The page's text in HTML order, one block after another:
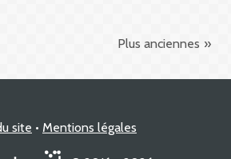
Plus anciennes
site Mentions légales